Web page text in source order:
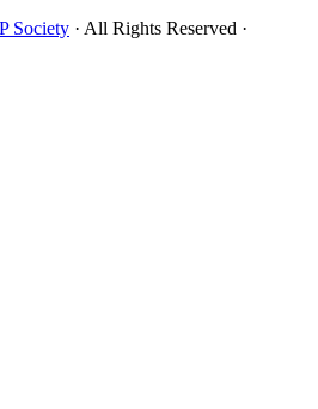
Society · All Rights Reserved ·